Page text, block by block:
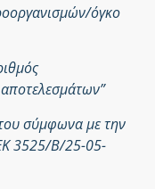
όγκο
σύμφωνα με την
3525/Β/25-05-